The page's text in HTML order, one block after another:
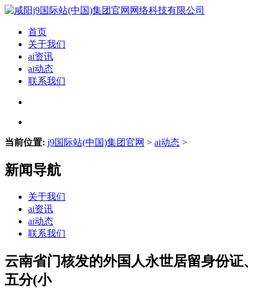
首页
关于我们
ai资讯
ai动态
联系我们
当前位置: j9国际站(中国)集团官网 > ai动态 >
新闻导航
关于我们
ai资讯
ai动态
联系我们
云南省门核发的外国人永世居留身份证、
五分(小